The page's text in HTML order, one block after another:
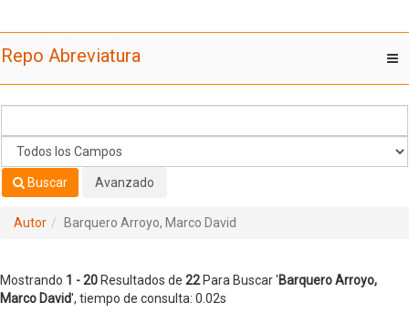
Marco David'
Repo Abreviatura
Buscar Avanzado
Autor Barquero Arroyo, Marco David
Mostrando 1 - 20 Resultados de 22Para Buscar 'Barquero Arroyo,
Marco David', tiempo de consulta: 0.02s